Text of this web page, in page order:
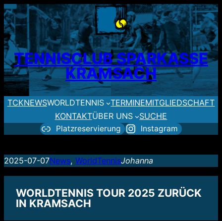
Zum
Inhalt
springen
TENNISCLUB SPARKASSE
KRAMSACH
TCKNEWSWORLDTENNIS TERMINEMITGLIEDSCHAFT
KONTAKTÜBER UNS SUCHE
Platzreservierung Instagram
2025-07-07News, WorldTennisJohanna
WORLDTENNIS TOUR 2025 ZURÜCK
IN KRAMSACH